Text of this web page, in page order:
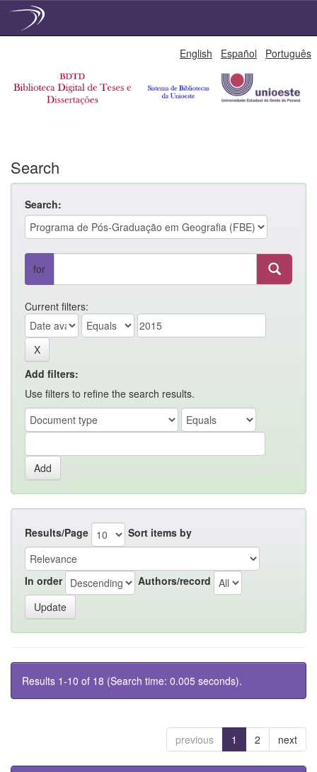
English Español Português
Search
Search:
for
Current filters:
Add filters:
Use filters to refine the search results.
Results/Page Sort items by
In order Authors/record
Results 1-10 of 18 (Search time: 0.005 seconds).
previous 1 2 next